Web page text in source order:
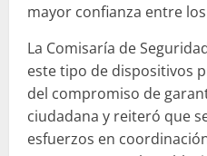
mayor confianza entre
La Comisaría de
este tipo de dispositivos
del compromiso de
ciudadana y reiteró que
esfuerzos en